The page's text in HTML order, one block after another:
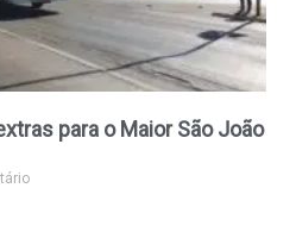
para o Maior São João